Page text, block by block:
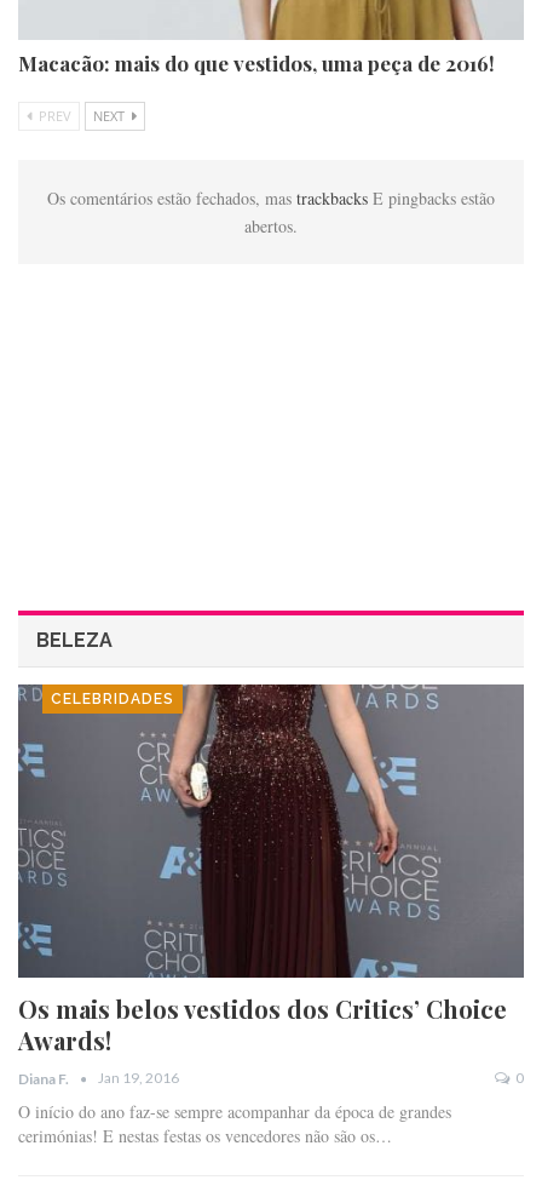
Macacão: mais do que vestidos, uma peça de 2016!
PREV NEXT
Os comentários estão fechados, mas trackbacks E pingbacks estão
abertos.
BELEZA
CELEBRIDADES
Os mais belos vestidos dos Critics’ Choice
Awards!
Diana F. Jan 19, 2016 0
O início do ano faz-se sempre acompanhar da época de grandes
cerimónias! E nestas festas os vencedores não são os…